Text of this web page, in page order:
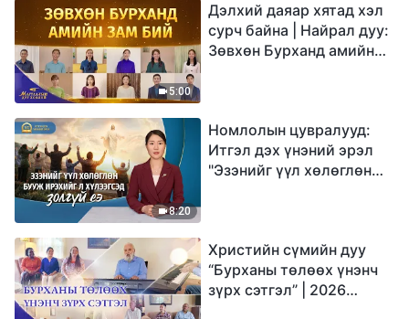
5:00
Дэлхий даяар хятад хэл
сурч байна | Найрал дуу:
Зөвхөн Бурханд амийн
8:20
Номлолын цувралууд:
Итгэл дэх үнэний эрэл
"Эзэнийг үүл хөлөглөн
Христийн сүмийн дуу
“Бурханы төлөөх үнэнч
зүрх сэтгэл” | 2026